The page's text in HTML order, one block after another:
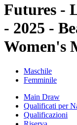
Futures -
- 2025 -
Women's
Maschile
Femminile
Main Draw
Qualificati per
Qualificazioni